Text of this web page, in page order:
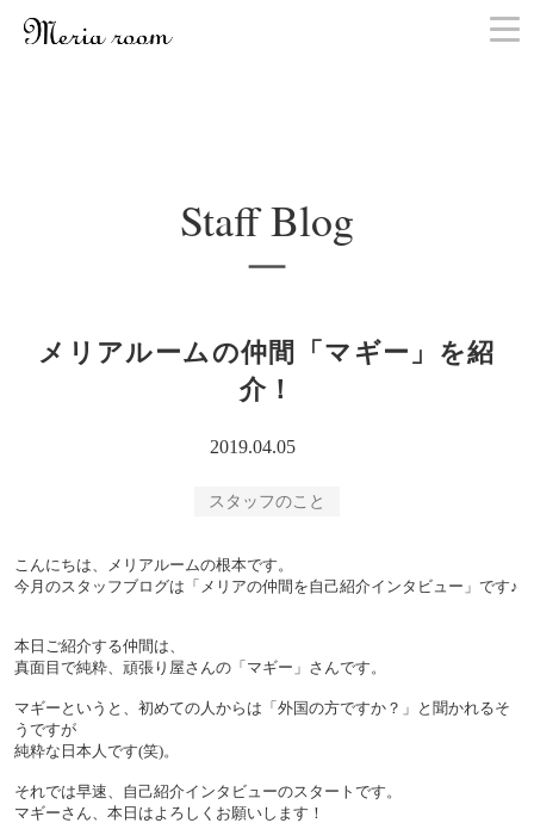
お問い合わせ
Staff Blog
メリアルームの仲間「マギー」を紹
介！
2019.04.05
スタッフのこと
こんにちは、メリアルームの根本です。
今月のスタッフブログは「メリアの仲間を自己紹介インタビュー」です♪
本日ご紹介する仲間は、
真面目で純粋、頑張り屋さんの「マギー」さんです。
マギーというと、初めての人からは「外国の方ですか？」と聞かれるそ
うですが
純粋な日本人です(笑)。
それでは早速、自己紹介インタビューのスタートです。
マギーさん、本日はよろしくお願いします！